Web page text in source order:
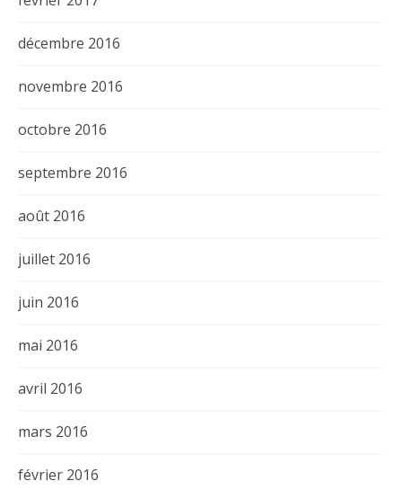
décembre 2016
novembre 2016
octobre 2016
septembre 2016
août 2016
juillet 2016
juin 2016
mai 2016
avril 2016
mars 2016
février 2016